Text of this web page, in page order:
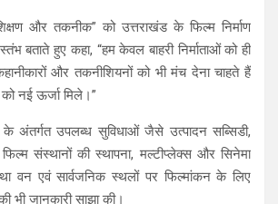
और तकनीक” को उत्तराखंड के फिल्म निर्माण
बताते हुए कहा, “हम केवल बाहरी निर्माताओं को ही
और तकनीशियनों को भी मंच देना चाहते हैं
नई ऊर्जा मिले।”
के अंतर्गत उपलब्ध सुविधाओं जैसे उत्पादन सब्सिडी,
संस्थानों की स्थापना, मल्टीप्लेक्स और सिनेमा
वन एवं सार्वजनिक स्थलों पर फिल्मांकन के लिए
भी जानकारी साझा की।